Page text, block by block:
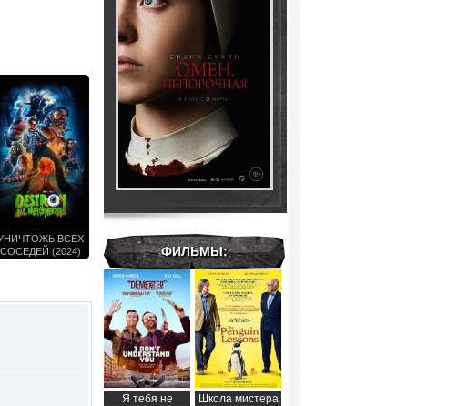
ВСЕХ
СОСЕДЕЙ (2024)
ФИЛЬМЫ:
Я тебя не
Школа мистера